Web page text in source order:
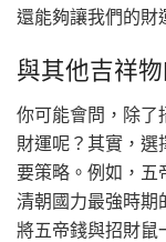
還能夠讓我們的財
與其他吉祥
你可能會問，除了
財運呢？其實，選
要策略。例如，五
清朝國力最強時期
將五帝錢與招財鼠